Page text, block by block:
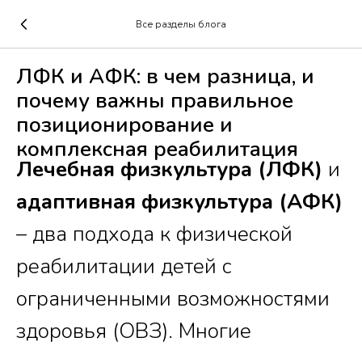
Все разделы блога
ЛФК и АФК: в чем разница, и
почему важны правильное
позиционирование и
комплексная реабилитация
Лечебная физкультура (ЛФК) и
адаптивная физкультура (АФК)
– два подхода к физической
реабилитации детей с
ограниченными возможностями
здоровья (ОВЗ). Многие